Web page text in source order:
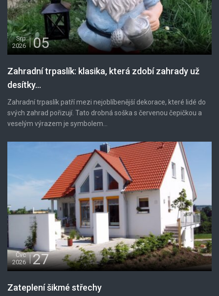
Srp
2026
05
Zahradní trpaslík: klasika, která zdobí zahrady už
desítky...
Zahradní trpaslík patří mezi nejoblíbenější dekorace, které lidé do
svých zahrad pořizují. Tato drobná soška s červenou čepičkou a
veselým výrazem je symbolem...
Čvc
2026
27
Zateplení šikmé střechy